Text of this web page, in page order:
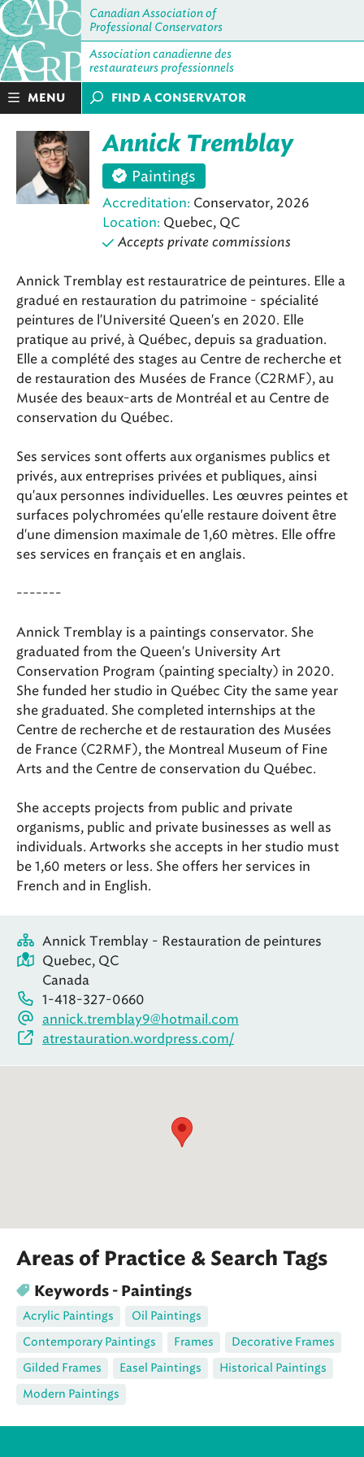
Canadian Association of
Professional Conservators
Association canadienne des
restaurateurs professionnels
MENU FIND A CONSERVATOR
Annick Tremblay
Paintings
Accreditation: Conservator, 2026
Location: Quebec, QC
Accepts private commissions
Annick Tremblay est restauratrice de peintures. Elle a
gradué en restauration du patrimoine - spécialité
peintures de l'Université Queen's en 2020. Elle
pratique au privé, à Québec, depuis sa graduation.
Elle a complété des stages au Centre de recherche et
de restauration des Musées de France (C2RMF), au
Musée des beaux-arts de Montréal et au Centre de
conservation du Québec.
Ses services sont offerts aux organismes publics et
privés, aux entreprises privées et publiques, ainsi
qu'aux personnes individuelles. Les œuvres peintes et
surfaces polychromées qu'elle restaure doivent être
d'une dimension maximale de 1,60 mètres. Elle offre
ses services en français et en anglais.
-------
Annick Tremblay is a paintings conservator. She
graduated from the Queen's University Art
Conservation Program (painting specialty) in 2020.
She funded her studio in Québec City the same year
she graduated. She completed internships at the
Centre de recherche et de restauration des Musées
de France (C2RMF), the Montreal Museum of Fine
Arts and the Centre de conservation du Québec.
She accepts projects from public and private
organisms, public and private businesses as well as
individuals. Artworks she accepts in her studio must
be 1,60 meters or less. She offers her services in
French and in English.
Annick Tremblay - Restauration de peintures
Quebec, QC
Canada
1-418-327-0660
annick.tremblay9@hotmail.com
atrestauration.wordpress.com/
Areas of Practice & Search Tags
Keywords - Paintings
Acrylic Paintings
Oil Paintings
Contemporary Paintings
Frames
Decorative Frames
Gilded Frames
Easel Paintings
Historical Paintings
Modern Paintings